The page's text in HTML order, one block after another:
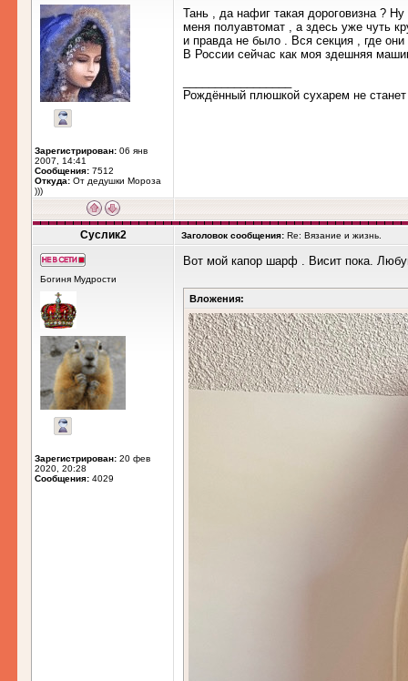
Зарегистрирован: 06 янв
2007, 14:41
Сообщения: 7512
Откуда: От дедушки Мороза
)))
Тань , да нафиг такая дороговизна ?
меня полуавтомат , а здесь уже чуть
и правда не было . Вся секция , где
В России сейчас как моя здешняя
Рождённый плюшкой сухарем не
Суслик2 Заголовок сообщения: Re: Вязание и жизнь.
Богиня Мудрости
Зарегистрирован: 20 фев
2020, 20:28
Сообщения: 4029
Вот мой капор шарф . Висит пока.
Вложения: